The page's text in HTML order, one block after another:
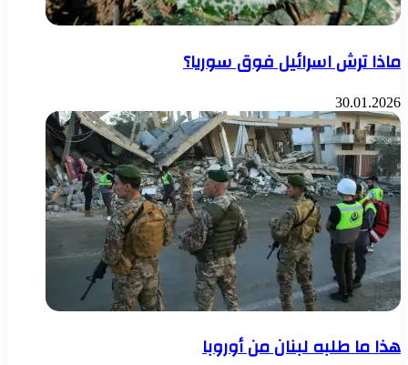
ماذا ترش اسرائيل فوق سوريا؟
30.01.2026
هذا ما طلبه لبنان من أوروبا